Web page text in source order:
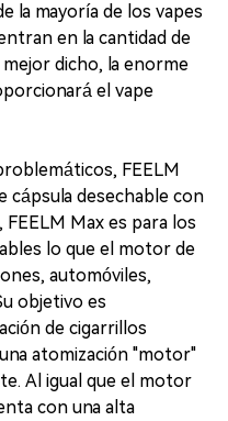
la mayoría de los vapes
en la cantidad de
dicho, la enorme
el vape
FEELM
cápsula desechable con
Max es para los
lo que el motor de
automóviles,
objetivo es
de cigarrillos
atomización "motor"
Al igual que el motor
con una alta